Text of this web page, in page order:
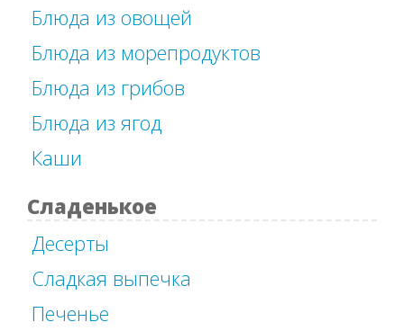
Блюда из овощей
Блюда из морепродуктов
Блюда из грибов
Блюда из ягод
Каши
Сладенькое
Десерты
Сладкая выпечка
Печенье